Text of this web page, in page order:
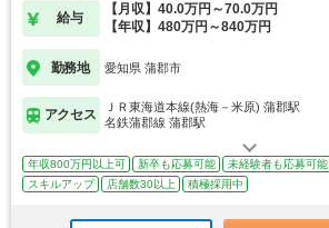
給与
【月収】40.0万円～70.0万円
【年収】480万円～840万円
勤務地 愛知県 蒲郡市
アクセス
ＪＲ東海道本線(熱海－米原) 蒲郡駅
名鉄蒲郡線 蒲郡駅
年収800万円以上可 新卒も応募可能 未経験者も応募可能
スキルアップ
店舗数30以上 積極採用中